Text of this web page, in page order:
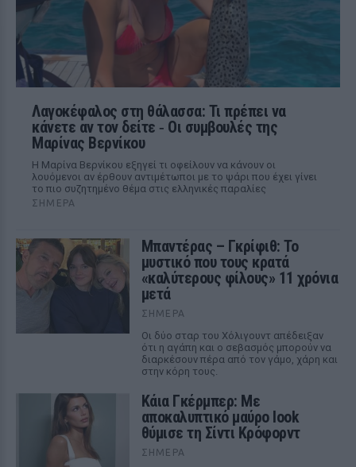
Λαγοκέφαλος στη θάλασσα: Τι πρέπει να
κάνετε αν τον δείτε ‑ Οι συμβουλές της
Μαρίνας Βερνίκου
Η Μαρίνα Βερνίκου εξηγεί τι οφείλουν να κάνουν οι
λουόμενοι αν έρθουν αντιμέτωποι με το ψάρι που έχει γίνει
το πιο συζητημένο θέμα στις ελληνικές παραλίες
ΣΉΜΕΡΑ
Μπαντέρας – Γκρίφιθ: Το
μυστικό που τους κρατά
«καλύτερους φίλους» 11 χρόνια
μετά
ΣΉΜΕΡΑ
Οι δύο σταρ του Χόλιγουντ απέδειξαν
ότι η αγάπη και ο σεβασμός μπορούν να
διαρκέσουν πέρα από τον γάμο, χάρη και
στην κόρη τους.
Κάια Γκέρμπερ: Με
αποκαλυπτικό μαύρο look
θύμισε τη Σίντι Κρόφορντ
ΣΉΜΕΡΑ